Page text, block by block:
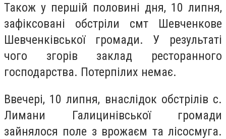
Також у першій половині дня, 10 липня,
зафіксовані обстріли смт Шевченкове
Шевченківської громади. У результаті
чого згорів заклад ресторанного
господарства. Потерпілих немає.
Ввечері, 10 липня, внаслідок обстрілів с.
Лимани Галицинівської громади
зайнялося поле з врожаєм та лісосмуга.